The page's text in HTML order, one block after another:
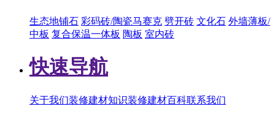
生态地铺石 彩码砖/陶瓷马赛克 劈开砖 文化石 外墙薄板/
中板 复合保温一体板 陶板 室内砖
快速导航
关于我们装修建材知识装修建材百科联系我们